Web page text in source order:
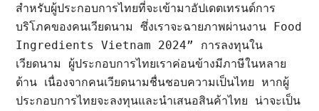
สำหรับผู้ประกอบการไทยที่จะเข้ามาอัปเดตเทรนด์การ
บริโภคของคนเวียดนาม ซึ่งเราจะฉายภาพผ่านงาน Food
Ingredients Vietnam 2024” การลงทุนใน
เวียดนาม ผู้ประกอบการไทยเราค่อนข้างมีภาษีในหลาย
ด้าน เนื่องจากคนเวียดนามชื่นชอบความเป็นไทย หากผู้
ประกอบการไทยจะลงทุนและนำเสนอสินค้าไทย น่าจะเป็น